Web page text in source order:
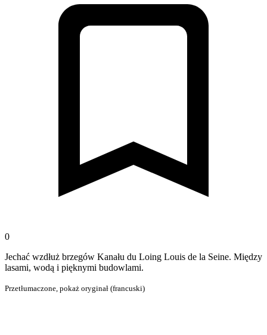
0
Jechać wzdłuż brzegów Kanału du Loing Louis de la Seine. Między
lasami, wodą i pięknymi budowlami.
Przetłumaczone, pokaż oryginał (francuski)